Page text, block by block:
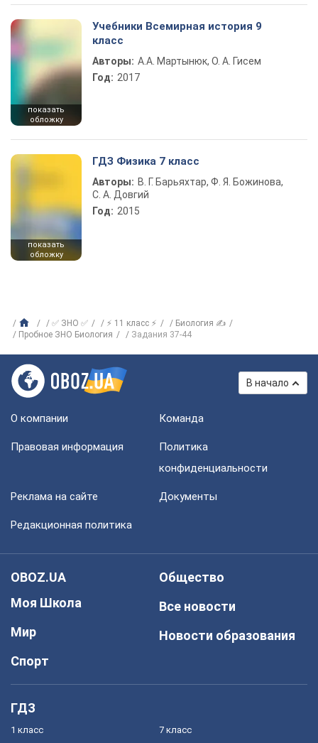
показать
обложку
Учебники Всемирная история 9
класс
Авторы: А.А. Мартынюк, О. А. Гисем
Год: 2017
показать
обложку
ГДЗ Физика 7 класс
Авторы: В. Г. Барьяхтар, Ф. Я. Божинова,
С. А. Довгий
Год: 2015
✅ ЗНО ✅ ⚡ 11 класс ⚡
Биология ✍
Пробное ЗНО Биология
Задания 37-44
В начало
О компании Команда
Правовая информация
Политика
конфиденциальности
Реклама на сайте Документы
Редакционная политика
OBOZ.UA
Моя Школа
Мир
Спорт
Общество
Все новости
Новости образования
ГДЗ
1 класс 7 класс